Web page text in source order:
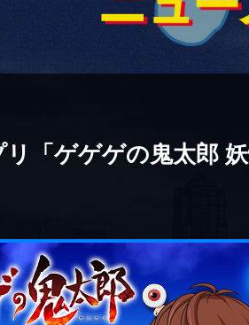
「ゲゲゲの鬼太郎